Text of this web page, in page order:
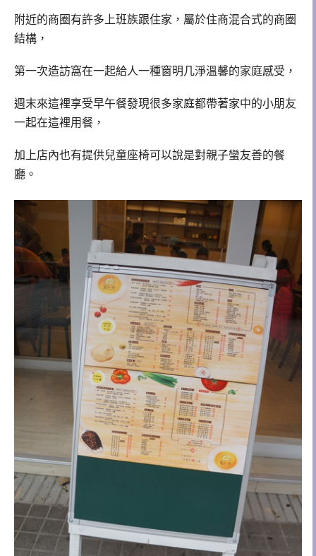
附近的商圈有許多上班族跟住家，屬於住商混合式的商圈
結構，
第一次造訪窩在一起給人一種窗明几淨溫馨的家庭感受，
週末來這裡享受早午餐發現很多家庭都帶著家中的小朋友
一起在這裡用餐，
加上店內也有提供兒童座椅可以說是對親子蠻友善的餐
廳。